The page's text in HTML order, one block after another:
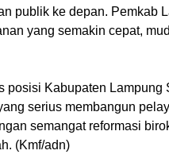
publik ke depan. Pemkab
yang semakin cepat,
posisi Kabupaten Lampung
serius membangun
semangat reformasi
(Kmf/adn)